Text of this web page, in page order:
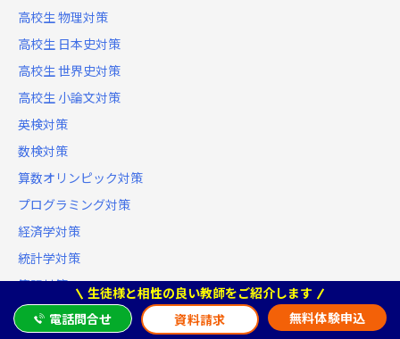
生徒様と相性の良い教師をご紹介します
電話問合せ
資料請求 無料体験申込
高校生 物理対策
高校生 日本史対策
高校生 世界史対策
高校生 小論文対策
英検対策
数検対策
算数オリンピック対策
プログラミング対策
経済学対策
統計学対策
簿記対策
TOEIC®対策